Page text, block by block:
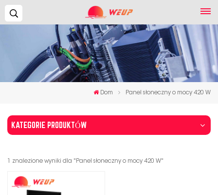
Dom Panel słoneczny o mocy 420 W
KATEGORIE PRODUKTÓW
1 znalezione wyniki dla "Panel słoneczny o mocy 420 W"